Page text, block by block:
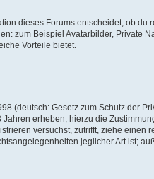
dieses Forums entscheidet, ob
zum Beispiel Avatarbilder, Private
Vorteile bietet.
(deutsch: Gesetz zum Schutz der
erheben, hierzu die
versuchst, zutrifft, ziehe
jeglicher Art ist;